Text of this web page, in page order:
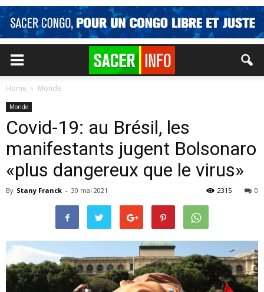
Home Monde
Monde
Covid-19: au Brésil, les
manifestants jugent Bolsonaro
«plus dangereux que le virus»
By Stany Franck - 30 mai 2021 0
2315